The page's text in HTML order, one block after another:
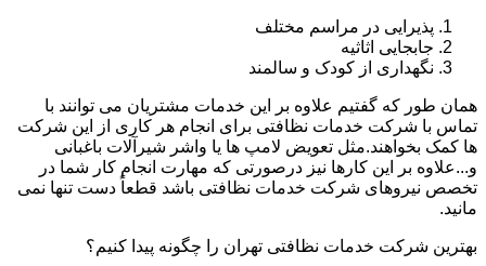
پذیرایی در مراسم مختلف
جابجایی اثاثیه
نگهداری از کودک و سالمند
همان طور که گفتیم علاوه بر این خدمات مشتریان می توانند با
تماس با شرکت خدمات نظافتی برای انجام هر کاری از این شرکت
ها کمک بخواهند.مثل تعویض لامپ ها یا واشر شیرآلات باغبانی
و...علاوه بر این کارها نیز درصورتی که مهارت انجام کار شما در
تخصص نیروهای شرکت خدمات نظافتی باشد قطعاً دست تنها نمی
مانید.
بهترین شرکت خدمات نظافتی تهران را چگونه پیدا کنیم؟